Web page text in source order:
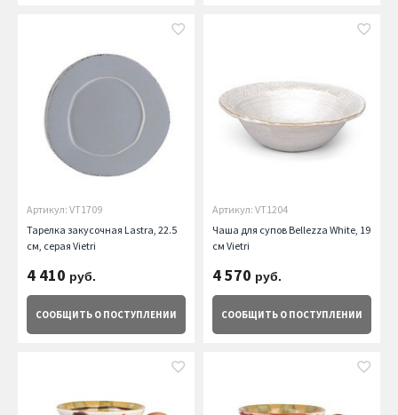
Артикул: VT1709
Тарелка закусочная Lastra, 22.5
см, серая Vietri
4 410 руб.
СООБЩИТЬ О ПОСТУПЛЕНИИ
Артикул: VT1204
Чаша для супов Bellezza White, 19
см Vietri
4 570 руб.
СООБЩИТЬ О ПОСТУПЛЕНИИ